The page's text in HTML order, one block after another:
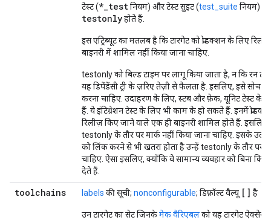
टेस्ट (*_testनियम) और टेस्ट सुइट (test_suite नियम)
testonlyहोते हैं.
इस एट्रिब्यूट का मतलब है कि टारगेट को प्रोडक्शन के लिए
बाइनरी में शामिल नहीं किया जाना चाहिए.
testonly को बिल्ड टाइम पर लागू किया जाता है, न कि रन
यह डिपेंडेंसी ट्री के ज़रिए तेज़ी से फैलता है. इसलिए, इसे
करना चाहिए. उदाहरण के लिए, स्टब और फ़ेक, यूनिट टेस्ट के
हैं. ये इंटिग्रेशन टेस्ट के लिए भी काम के हो सकते हैं. इनमें
रिलीज़ किए जाने वाले एक ही बाइनरी शामिल होते हैं.
testonly के तौर पर मार्क नहीं किया जाना चाहिए. इसके
को लिंक करने से भी खतरा होता है उन्हें testonly के तौर पर
चाहिए. ऐसा इसलिए, क्योंकि वे सामान्य व्यवहार को बिना
देते हैं.
toolchains labels की सूची; nonconfigurable; डिफ़ॉल्ट वैल्यू [] है
उन टारगेट का सेट जिनकेमेक वैरिएबलको यह टारगेट ऐक्सेस